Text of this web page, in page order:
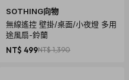
SOTHING向物
無線遙控 壁掛/桌面/小夜燈 多用
途風扇-鈴蘭
NT$ 499NT$ 1,390